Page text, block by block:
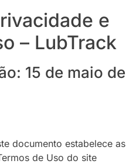
e
– LubTrack
15 de maio de
documento estabelece as
de Uso do site